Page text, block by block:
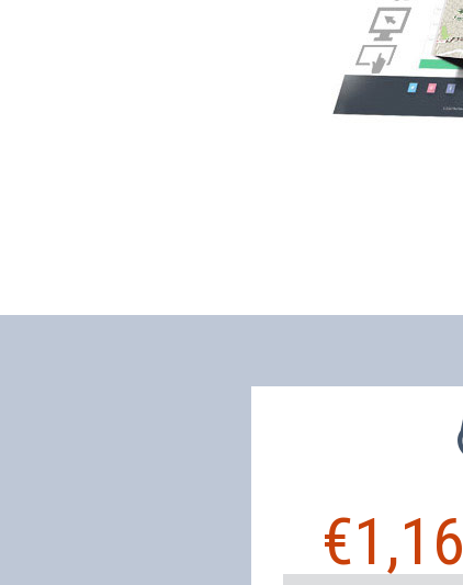
€1,16